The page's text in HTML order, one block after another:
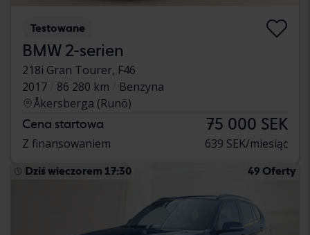
Testowane
BMW 2-serien
218i Gran Tourer, F46
2017
86 280 km
Benzyna
Åkersberga (Runö)
Cena startowa 75 000 SEK
Z finansowaniem 639 SEK/miesiąc
Dziś wieczorem 17:30 49 Oferty